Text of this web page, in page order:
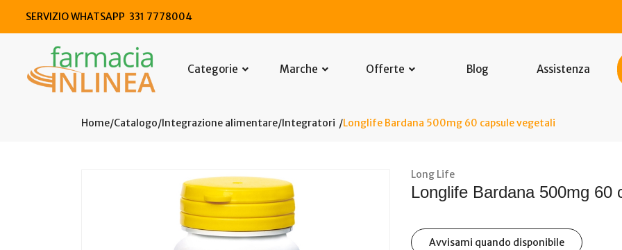
SERVIZIO WHATSAPP 331 7778004
Categorie Marche Offerte Blog Assistenza
Home Catalogo/Integrazione alimentare/Integratori Longlife Bardana 500mg 60 capsule vegetali
Long Life
Longlife Bardana 500mg 60
Avvisami quando disponibile